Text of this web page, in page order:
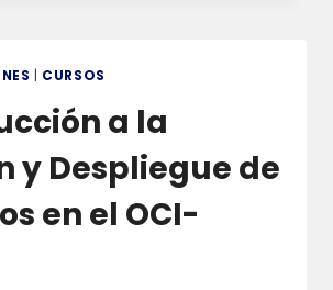
CURSOS
a la
y Despliegue de
en el OCI-